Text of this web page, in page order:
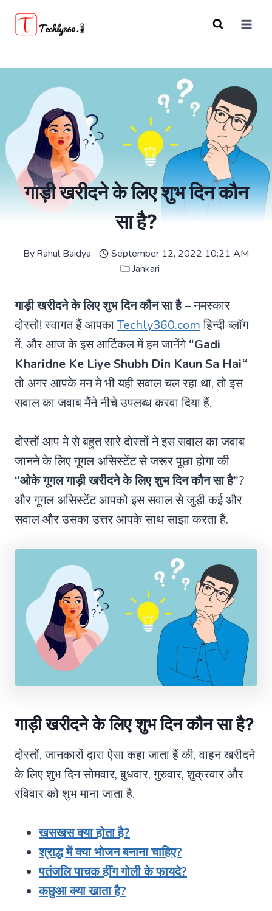
गाड़ी खरीदने के लिए शुभ दिन कौन
सा है?
ByRahul Baidya
September 12, 2022 10:21 AM
Jankari
गाड़ी खरीदने के लिए शुभ दिन कौन सा है– नमस्कार
दोस्तो! स्वागत हैं आपकाTechly360.comहिन्दी ब्लॉग
में. और आज के इस आर्टिकल में हम जानेंगे“Gadi
Kharidne Ke Liye Shubh Din Kaun Sa Hai“
तो अगर आपके मन मे भी यही सवाल चल रहा था, तो इस
सवाल का जवाब मैंने नीचे उपलब्ध करवा दिया हैं.
दोस्तों आप मे से बहुत सारे दोस्तों ने इस सवाल का जवाब
जानने के लिए गूगल असिस्टेंट से जरूर पूछा होगा की
“ओके गूगल गाड़ी खरीदने के लिए शुभ दिन कौन सा है”?
और गूगल असिस्टेंट आपको इस सवाल से जुड़ी कई और
सवाल और उसका उत्तर आपके साथ साझा करता हैं.
गाड़ी खरीदने के लिए शुभ दिन कौन सा है?
दोस्तों, जानकारों द्वारा ऐसा कहा जाता हैं की, वाहन खरीदने
के लिए शुभ दिन सोमवार, बुधवार, गुरुवार, शुक्रवार और
रविवार को शुभ माना जाता है.
खसखस क्या होता है?
श्राद्ध में क्या भोजन बनाना चाहिए?
पतंजलि पाचक हींग गोली के फायदे?
कछुआ क्या खाता है?